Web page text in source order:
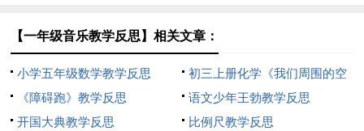
【一年级音乐教学反思】相关文章：
小学五年级数学教学反思
初三上册化学《我们周围的空
气》教学反思
《障碍跑》教学反思
语文少年王勃教学反思
开国大典教学反思
比例尺教学反思